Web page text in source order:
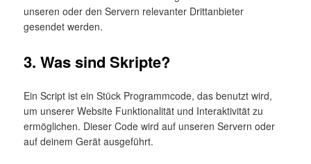
unseren oder den Servern relevanter Drittanbieter
gesendet werden.
3. Was sind Skripte?
Ein Script ist ein Stück Programmcode, das benutzt wird,
um unserer Website Funktionalität und Interaktivität zu
ermöglichen. Dieser Code wird auf unseren Servern oder
auf deinem Gerät ausgeführt.